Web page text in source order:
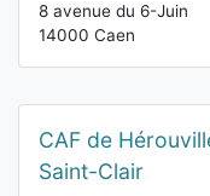
8 avenue du 6-Juin
14000 Caen
CAF de
Saint-Clair